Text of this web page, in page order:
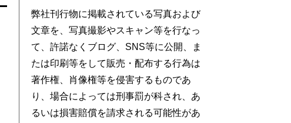
弊社刊行物に掲載されている写真および
文章を、写真撮影やスキャン等を行なっ
て、許諾なくブログ、SNS等に公開、ま
たは印刷等をして販売・配布する行為は
著作権、肖像権等を侵害するものであ
り、場合によっては刑事罰が科され、あ
るいは損害賠償を請求される可能性があ